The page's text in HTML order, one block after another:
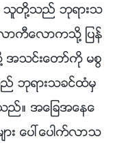
သူတို႔သည္ ဘုရားသ
လာကီေလာကသို႔ ျပန္
အသင္းေတာ္ကို မစြ
ည္ ဘုရားသခင္ထံမွ
သည္။ အေျခအေနေ
း ေပၚေပါက္လာသ